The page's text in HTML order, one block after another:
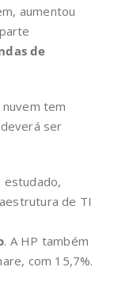
aumentou
de
nuvem tem
ser
estudado,
de TI
. A HP também
com 15,7%.